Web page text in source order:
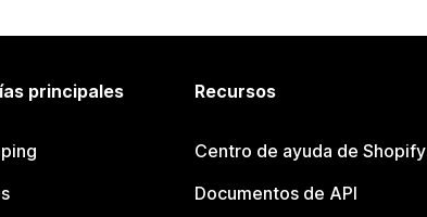
principales Recursos
Centro de ayuda de Shopify
Documentos de API